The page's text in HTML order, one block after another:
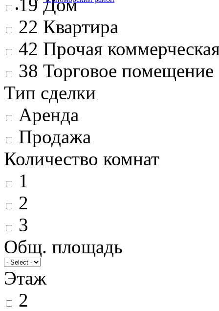
19 Дом
22 Квартира
42 Прочая
38 Торговое помещение
Тип сделки
Аренда
Продажа
Количество комнат
1
2
3
Общ. площадь
Этаж
2